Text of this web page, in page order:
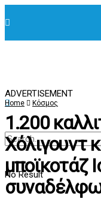
No Result
ADVERTISEMENT
Home Κόσμος
1.200
Χόλιγουντ
μποϊκοτάζ